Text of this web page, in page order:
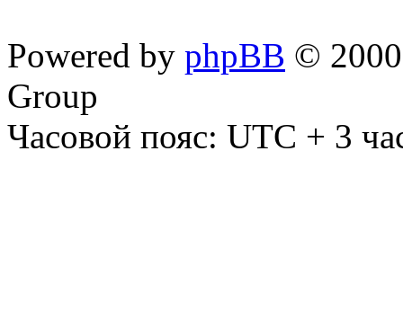
Powered by phpBB ©
Group
Часовой пояс: UTC + 3